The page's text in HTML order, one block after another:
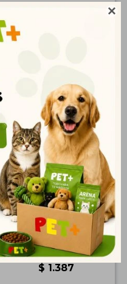

interesar
Old Prince Novel Perro
Cachorro 3 kg|
Crecimiento Saludable
$ 1.387